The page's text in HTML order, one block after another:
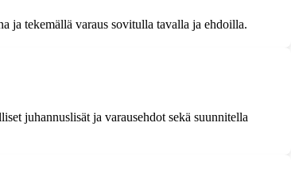
ja tekemällä varaus sovitulla tavalla ja ehdoilla.
juhannuslisät ja varausehdot sekä suunnitella